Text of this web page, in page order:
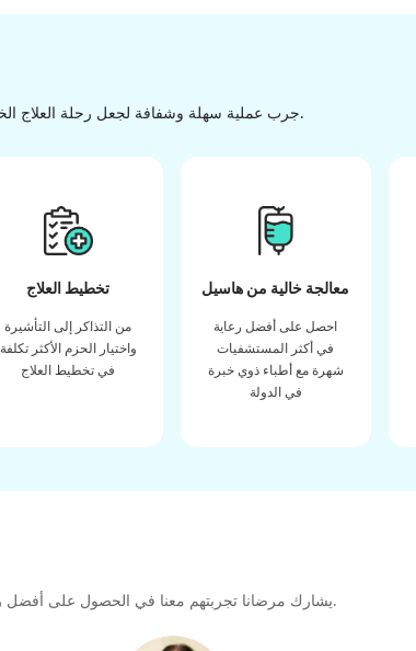
جرب عملية سهلة وشفافة لجعل رحلة العلاج الخاصة بك ناجحة من الاكتشاف إلى التفريغ من خلال عملية سهلة وسلسة.
تخطيط العلاج
من التذاكر إلى التأشيرة
واختيار الحزم الأكثر تكلفة
في تخطيط العلاج
معالجة خالية من هاسيل
احصل على أفضل رعاية
في أكثر المستشفيات
شهرة مع أطباء ذوي خبرة
في الدولة
يشارك مرضانا تجربتهم معنا في الحصول على أفضل رعاية صحية عالية الجودة طوال رحلتهم العلاجية لتشكيل رابطة كبيرة للمستقبل.